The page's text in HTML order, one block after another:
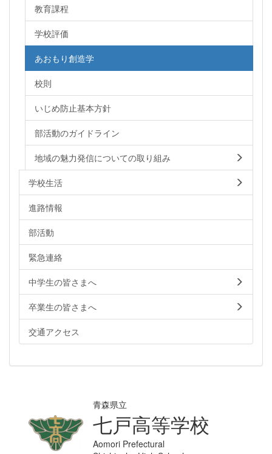
教育課程
学校評価
あおもり創造学
校則
いじめ防止基本方針
部活動のガイドライン
地域の魅力発信についての取り組み
学校生活
進路情報
部活動
緊急連絡
中学生の皆さまへ
卒業生の皆さまへ
交通アクセス
青森県立
七戸高等学校
Aomori Prefectural